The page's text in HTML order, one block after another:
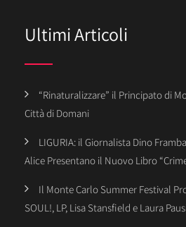
Ultimi Articoli
“Rinaturalizzare” il Principato di
Città di Domani
LIGURIA: il Giornalista Dino
Alice Presentano il Nuovo Libro
Il Monte Carlo Summer Festival
SOUL!, LP, Lisa Stansfield e Laura